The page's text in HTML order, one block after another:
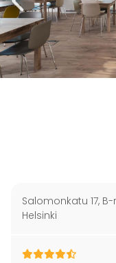
Salomonkatu 17,
Helsinki